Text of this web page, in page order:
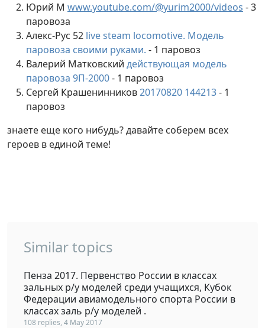
Юрий М www.youtube.com/@yurim2000/videos - 3
паровоза
Алекс-Рус 52 live steam locomotive. Модель
паровоза своими руками. - 1 паровоз
Валерий Матковский действующая модель
паровоза 9П-2000- 1 паровоз
Сергей Крашенинников20170820 144213- 1
паровоз
знаете еще кого нибудь? давайте соберем всех
героев в единой теме!
Similar topics
Пенза 2017. Первенство России в классах
зальных р/у моделей среди учащихся, Кубок
Федерации авиамодельного спорта России в
классах заль р/у моделей .
108 replies, 4 May 2017